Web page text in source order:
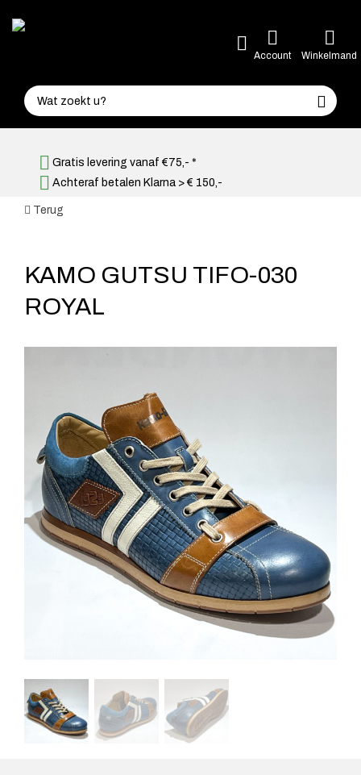
Account Winkelmand
Gratis levering vanaf €75,- *
Achteraf betalen Klarna > € 150,-
Terug
KAMO GUTSU TIFO-030
ROYAL